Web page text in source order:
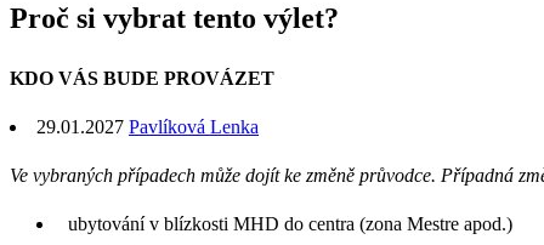
Proč si vybrat tento výlet?
KDO VÁS BUDE PROVÁZET
29.01.2027 Pavlíková Lenka
Ve vybraných případech může dojít ke změně průvodce. Případná
ubytování v blízkosti MHD do centra (zona Mestre apod.)